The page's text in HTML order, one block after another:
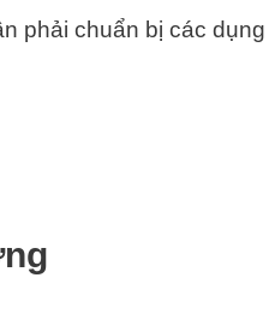
phải chuẩn bị các dụng